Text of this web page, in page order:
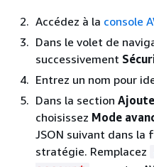
Accédez à la console
Dans le volet de
successivement
Entrez un nom pour
Dans la section
choisissez Mode
JSON suivant dans
stratégie. Remplacez